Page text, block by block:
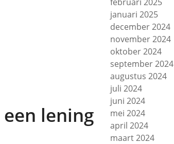
lening
januari 2025
december 2024
november 2024
oktober 2024
september 2024
augustus 2024
juli 2024
juni 2024
mei 2024
april 2024
maart 2024